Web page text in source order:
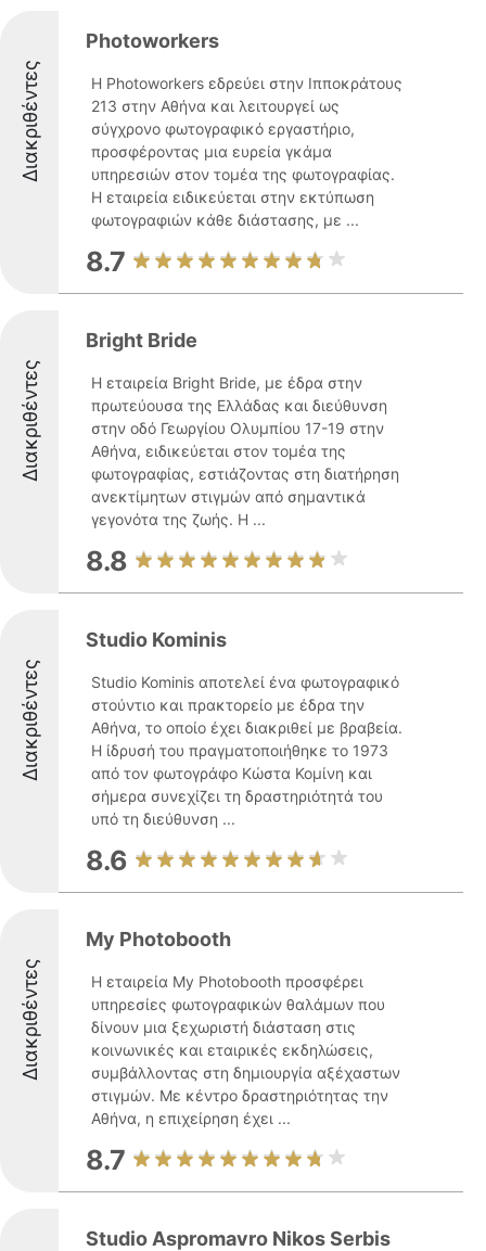
Διακριθέντες
Photoworkers
Η Photoworkers εδρεύει στην Ιπποκράτους
213 στην Αθήνα και λειτουργεί ως
σύγχρονο φωτογραφικό εργαστήριο,
προσφέροντας μια ευρεία γκάμα
υπηρεσιών στον τομέα της φωτογραφίας.
Η εταιρεία ειδικεύεται στην εκτύπωση
φωτογραφιών κάθε διάστασης, με ...
8.7
Διακριθέντες
Bright Bride
Η εταιρεία Bright Bride, με έδρα στην
πρωτεύουσα της Ελλάδας και διεύθυνση
στην οδό Γεωργίου Ολυμπίου 17-19 στην
Αθήνα, ειδικεύεται στον τομέα της
φωτογραφίας, εστιάζοντας στη διατήρηση
ανεκτίμητων στιγμών από σημαντικά
γεγονότα της ζωής. Η ...
8.8
Διακριθέντες
Studio Kominis
Studio Kominis αποτελεί ένα φωτογραφικό
στούντιο και πρακτορείο με έδρα την
Αθήνα, το οποίο έχει διακριθεί με βραβεία.
Η ίδρυσή του πραγματοποιήθηκε το 1973
από τον φωτογράφο Κώστα Κομίνη και
σήμερα συνεχίζει τη δραστηριότητά του
υπό τη διεύθυνση ...
8.6
Διακριθέντες
My Photobooth
Η εταιρεία My Photobooth προσφέρει
υπηρεσίες φωτογραφικών θαλάμων που
δίνουν μια ξεχωριστή διάσταση στις
κοινωνικές και εταιρικές εκδηλώσεις,
συμβάλλοντας στη δημιουργία αξέχαστων
στιγμών. Με κέντρο δραστηριότητας την
Αθήνα, η επιχείρηση έχει ...
8.7
Studio Aspromavro Nikos Serbis